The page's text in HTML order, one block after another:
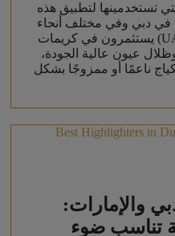
تستخدمينها لتطبيق هذه
في دبي وفي مختلف أنحاء
الإمارات العربية المتحدة (UAE) يستثمرون في كريمات
عيون عالية الجودة،
ناعمًا أو ممزوجًا بشكل
والإمارات:
تناسب ضوء